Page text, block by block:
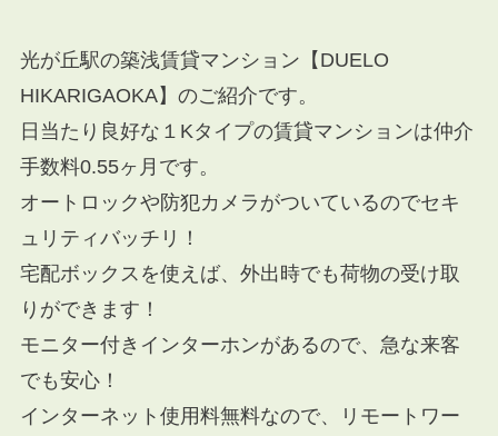
光が丘駅の築浅賃貸マンション【DUELO
HIKARIGAOKA】のご紹介です。
日当たり良好な１Kタイプの賃貸マンションは仲介
手数料0.55ヶ月です。
オートロックや防犯カメラがついているのでセキ
ュリティバッチリ！
宅配ボックスを使えば、外出時でも荷物の受け取
りができます！
モニター付きインターホンがあるので、急な来客
でも安心！
インターネット使用料無料なので、リモートワー